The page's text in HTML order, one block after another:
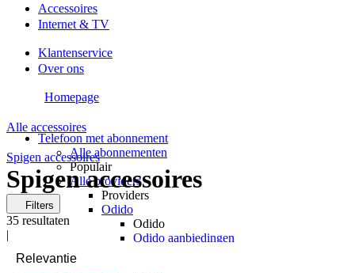
Accessoires
Internet & TV
Klantenservice
Over ons
Telefoon met abonnement
Alle abonnementen
Populair
Alle providers
Providers
Odido
Odido
Odido aanbiedingen
Homepage
Alle accessoires
Spigen accessoires
Spigen accessoires
Filters
35 resultaten
|